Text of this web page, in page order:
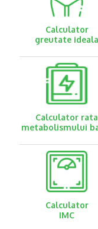
Calculator
greutate ideala
Calculator rata
metabolismului
Calculator
IMC